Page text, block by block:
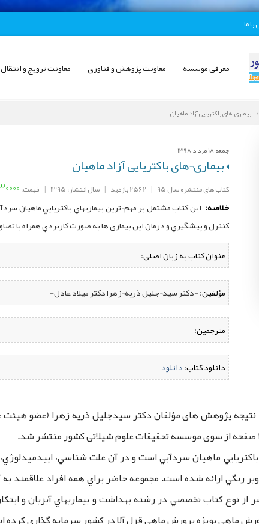
ما
معرفی موسسه معاونت پژوهش و فناوری معاونت ترویج و
بیماری¬های باکتریایی آزاد ماهیان
جمعه 18 مرداد 1398
بیماری¬های باکتریایی آزاد ماهیان
کتاب های منتشره سال 95 | 2562 بازدید | سال انتشار: 1395 | قیمت:
خلاصه: این کتاب مشتمل بر مهم¬ترين بيماريهاي باكتريايي ماهيان
كنترل و پيشگيري و درمان این بیماری ها به صورت كاربردي همراه با
عنوان کتاب به زبان اصلی:
مؤلفین:‌ -دکتر سید¬جلیل ذریه¬زهرا,دکتر میلاد عادل-
مترجمین:
دانلود کتاب:دانلود
نتیجه پژوهش های مؤلفان دکتر سیدجلیل ذریه زهرا (عضو
ماهيان سردآبي است و در آن علت شناسي،
رنگي ارائه شده است. مجموعه حاضر براي همه افراد
نوع كتاب تخصصي در رشته بهداشت و بيماريهاي آبزيان و